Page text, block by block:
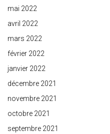
mai 2022
avril 2022
mars 2022
février 2022
janvier 2022
décembre 2021
novembre 2021
octobre 2021
septembre 2021